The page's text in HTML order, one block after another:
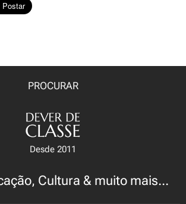
PROCURAR
Desde 2011
Cultura & muito mais...